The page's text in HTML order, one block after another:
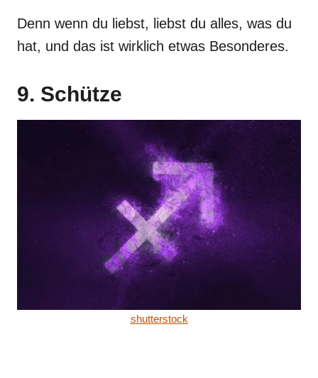
Denn wenn du liebst, liebst du alles, was du
hat, und das ist wirklich etwas Besonderes.
9. Schütze
shutterstock